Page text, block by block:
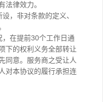
法律效力。
，非对条款的定义、
在提前30个工作日通
下的权利义务全部转让
同意。服务商之受让人
对本协议的履行承担连